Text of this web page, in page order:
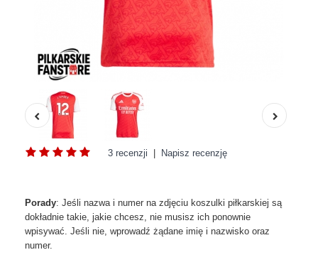
3 recenzji Napisz recenzję
Porady: Jeśli nazwa i numer na zdjęciu koszulki piłkarskiej są
dokładnie takie, jakie chcesz, nie musisz ich ponownie
wpisywać. Jeśli nie, wprowadź żądane imię i nazwisko oraz
numer.